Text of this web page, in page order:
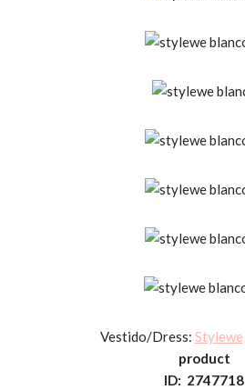
Vestido/Dress: Stylewe
product
ID: 2747718